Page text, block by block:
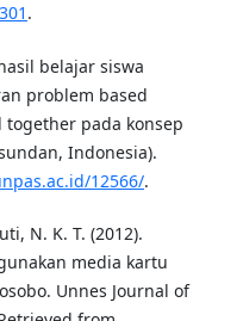
.
belajar siswa
problem based
pada konsep
Indonesia).
12566/.
N. K. T. (2012).
media kartu
Unnes Journal of